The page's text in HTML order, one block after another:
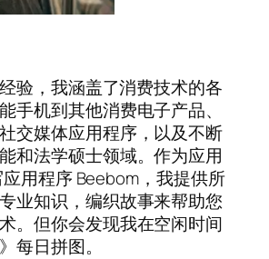
验，我涵盖了消费技术的各
手机到其他消费电子产品、
交媒体应用程序，以及不断
和法学硕士领域。作为应用
用程序 Beebom，我提供所
业知识，编织故事来帮助您
。但你会发现我在空闲时间
每日拼图。